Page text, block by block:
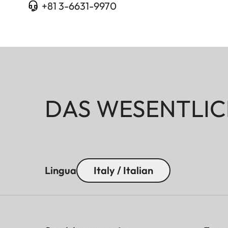
+81 3-6631-9970
DAS
Lingua Italy / Italian